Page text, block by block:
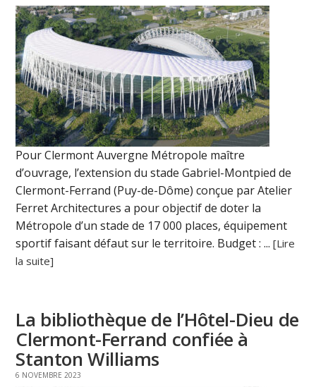
Pour Clermont Auvergne Métropole maître
d’ouvrage, l’extension du stade Gabriel-Montpied de
Clermont-Ferrand (Puy-de-Dôme) conçue par Atelier
Ferret Architectures a pour objectif de doter la
Métropole d’un stade de 17 000 places, équipement
sportif faisant défaut sur le territoire. Budget : ...[Lire
la suite]
La bibliothèque de l’Hôtel-Dieu de
Clermont-Ferrand confiée à
Stanton Williams
6 NOVEMBRE 2023